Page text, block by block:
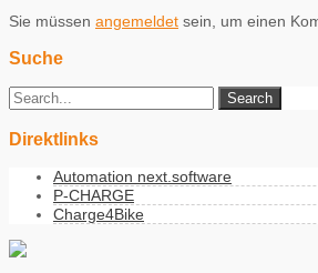
Sie müssen angemeldet sein, um einen
Suche
Direktlinks
Automation next.software
P-CHARGE
Charge4Bike